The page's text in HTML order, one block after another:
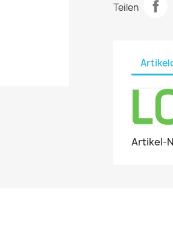
Teilen
Artikel-